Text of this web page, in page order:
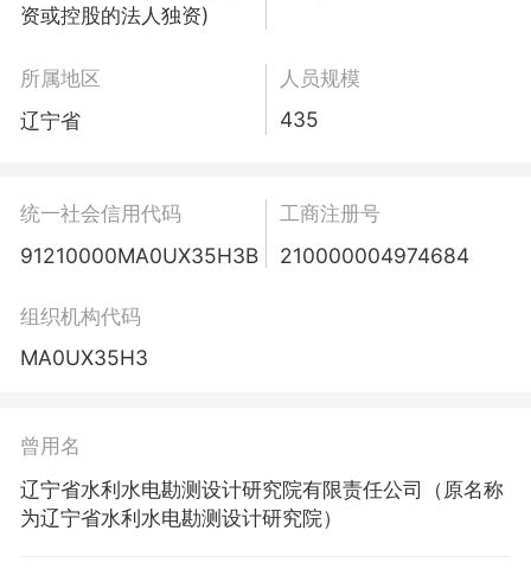
资或控股的法人独资)
所属地区
辽宁省
人员规模
435
统一社会信用代码
91210000MA0UX35H3B
工商注册号
210000004974684
组织机构代码
MA0UX35H3
曾用名
辽宁省水利水电勘测设计研究院有限责任公司（原名称
为辽宁省水利水电勘测设计研究院）